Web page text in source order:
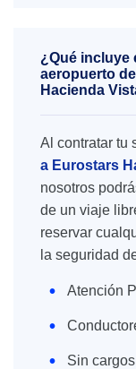
¿Qué incluye
aeropuerto
Hacienda
Al contratar tu
a Eurostars
nosotros
de un viaje
reservar
la seguridad
Atención
Sin